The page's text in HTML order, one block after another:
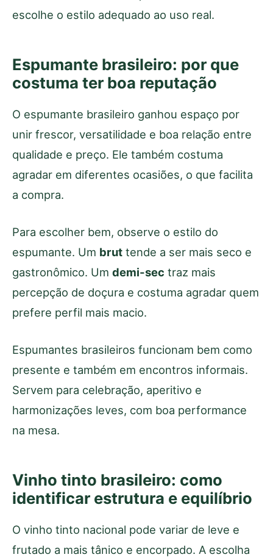
escolhe o estilo adequado ao uso real.
Espumante brasileiro: por que
costuma ter boa reputação
O espumante brasileiro ganhou espaço por
unir frescor, versatilidade e boa relação entre
qualidade e preço. Ele também costuma
agradar em diferentes ocasiões, o que facilita
a compra.
Para escolher bem, observe o estilo do
espumante. Um brut tende a ser mais seco e
gastronômico. Um demi-sec traz mais
percepção de doçura e costuma agradar quem
prefere perfil mais macio.
Espumantes brasileiros funcionam bem como
presente e também em encontros informais.
Servem para celebração, aperitivo e
harmonizações leves, com boa performance
na mesa.
Vinho tinto brasileiro: como
identificar estrutura e equilíbrio
O vinho tinto nacional pode variar de leve e
frutado a mais tânico e encorpado. A escolha